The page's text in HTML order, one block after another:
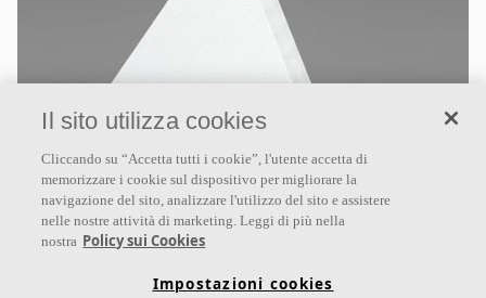
Ecophon Akusto™ Triangle
Ecophon Akusto™Triangle è un pannello a forma di
triangolo, che offre la possibilità di creare infiniti
motivi a parete. Montare il pannello su una parete è
Il sito utilizza cookies
Cliccando su “Accetta tutti i cookie”, l'utente accetta di
memorizzare i cookie sul dispositivo per migliorare la
navigazione del sito, analizzare l'utilizzo del sito e assistere
nelle nostre attività di marketing. Leggi di più nella
nostra Policy sui Cookies
Impostazioni cookies